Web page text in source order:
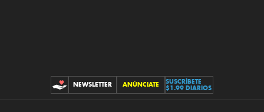
CONTRIBUCIONES
NEWSLETTER ANÚNCIATE
SUSCRÍBETE
$1.99 DIARIOS